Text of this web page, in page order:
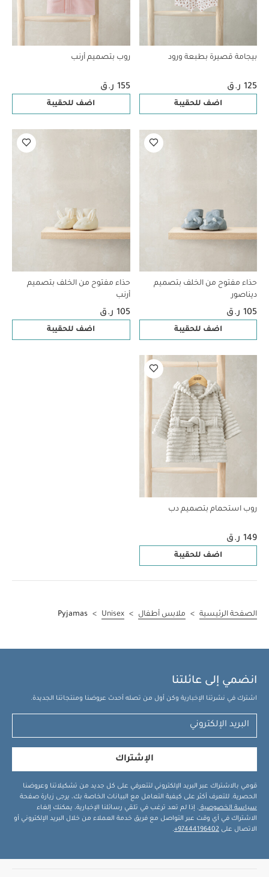
بيجامة قصيرة بطبعة ورود
125 ر.ق
اضف للحقيبة
روب بتصميم أرنب
155 ر.ق
اضف للحقيبة
حذاء مفتوح من الخلف بتصميم
ديناصور
105 ر.ق
اضف للحقيبة
حذاء مفتوح من الخلف بتصميم
أرنب
105 ر.ق
اضف للحقيبة
روب استحمام بتصميم دب
149 ر.ق
اضف للحقيبة
الصفحة الرئيسية > ملابس أطفال >
Unisex
>
Pyjamas
انضمي إلى عائلتنا
اشترك في نشرتنا الإخبارية وكن أول من تصله أحدث عروضنا ومنتجاتنا الجديدة.
الإشتراك
قومي بالاشتراك عبر البريد الإلكتروني لتتعرفي على كل جديد من تشكيلاتنا وعروضنا
الحصرية. للتعرف أكثر على كيفية التعامل مع البيانات الخاصة بك، يرجى زيارة صفحة
سياسة الخصوصية . إذا لم تعد ترغب في تلقي رسائلنا الإخبارية، يمكنك إلغاء
الاشتراك في أي وقت عبر التواصل مع فريق خدمة العملاء من خلال البريد الإلكتروني أو
الاتصال على 97444196402+
.